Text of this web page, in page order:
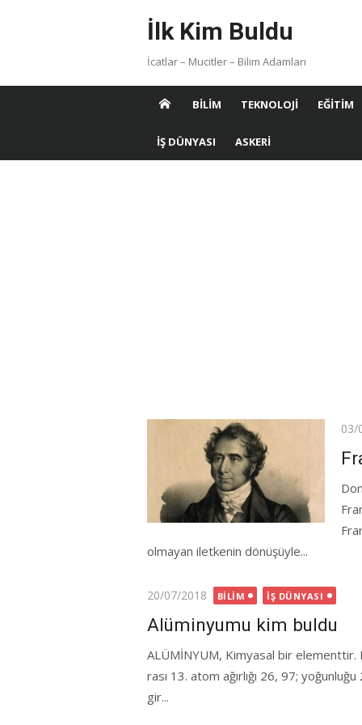
İlk Kim Buldu
İcatlar – Mucitler – Bilim Adamları
BILIM TEKNOLOJI EĞITIM
İŞ DÜNYASI ASKERI
03/
olmayan iletkenin dönüşüyle...
Posted
20/07/2018 BILIM İŞ DÜNYASI
Alüminyumu kim buldu
ALÜMİNYUM, Kimyasal bir
rası 13. atom ağırlığı 26, 97;
gir...